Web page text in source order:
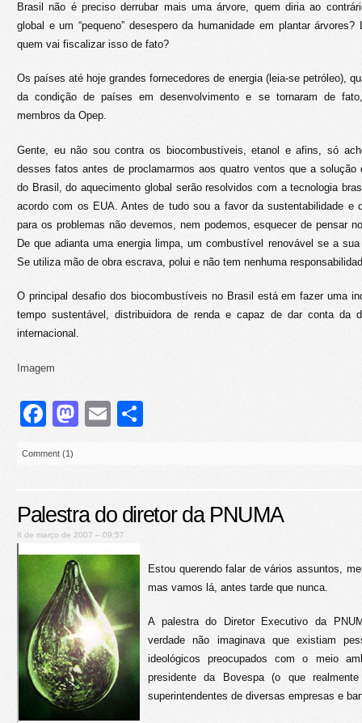
Brasil não é preciso derrubar mais uma árvore, quem diria ao
global e um “pequeno” desespero da humanidade em plantar
quem vai fiscalizar isso de fato?
Os países até hoje grandes fornecedores de energia (leia-se petróleo),
da condição de países em desenvolvimento e se tornaram de
membros da Opep.
Gente, eu não sou contra os biocombustíveis, etanol e afins, só
desses fatos antes de proclamarmos aos quatro ventos que a solução
do Brasil, do aquecimento global serão resolvidos com a tecnologia
acordo com os EUA. Antes de tudo sou a favor da sustentabilidade e
para os problemas não devemos, nem podemos, esquecer de pensar
De que adianta uma energia limpa, um combustível renovável se a
Se utiliza mão de obra escrava, polui e não tem nenhuma
O principal desafio dos biocombustíveis no Brasil está em fazer uma
tempo sustentável, distribuidora de renda e capaz de dar conta da
internacional.
Imagem
Facebook
Mastodon
Email
Comment (1)
Palestra do diretor da PNUMA
8 de março de 2007 – 09:57
Estou querendo falar de vários assuntos,
mas vamos lá, antes tarde que nunca.
A palestra do Diretor Executivo da
verdade não imaginava que existiam
ideológicos preocupados com o meio
presidente da Bovespa (o que
superintendentes de diversas empresas e